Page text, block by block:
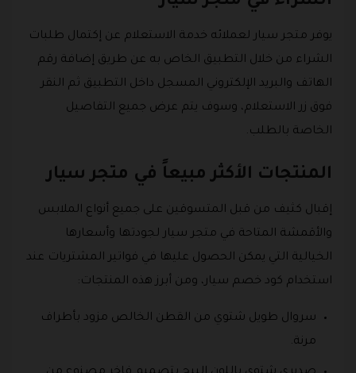
يوفر متجر سيار لعملائه خدمة الاستعلام عن إكتمال طلبات
الشراء من خلال التطبيق الخاص به عن طريق إضافة رقم
الهاتف والبريد الإلكتروني المسجل داخل التطبيق ثم النقر
فوق زر الاستعلام، وسوف يتم عرض جميع التفاصيل
الخاصة بالطلب.
المنتجات الأكثر مبيعاً في متجر سيار
إقبال كثيف من قبل المتسوقين على جميع أنواع الملابس
والأقمشة المتاحة في متجر سيار لجودتها وأسعارها
الخيالية التي يمكن الحصول عليها في فواتير المشتريات عند
استخدام كود خصم سيار، ومن أبرز هذه المنتجات:
سروال طويل شتوي من القطن الخالص مزود بأطراف
مرنة.